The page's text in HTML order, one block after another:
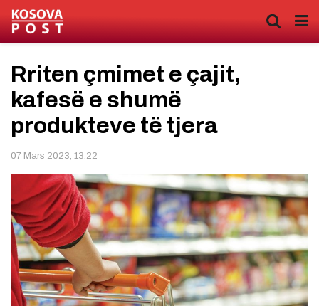
Rriten çmimet e çajit,
kafesë e shumë
produkteve të tjera
07 Mars 2023, 13:22